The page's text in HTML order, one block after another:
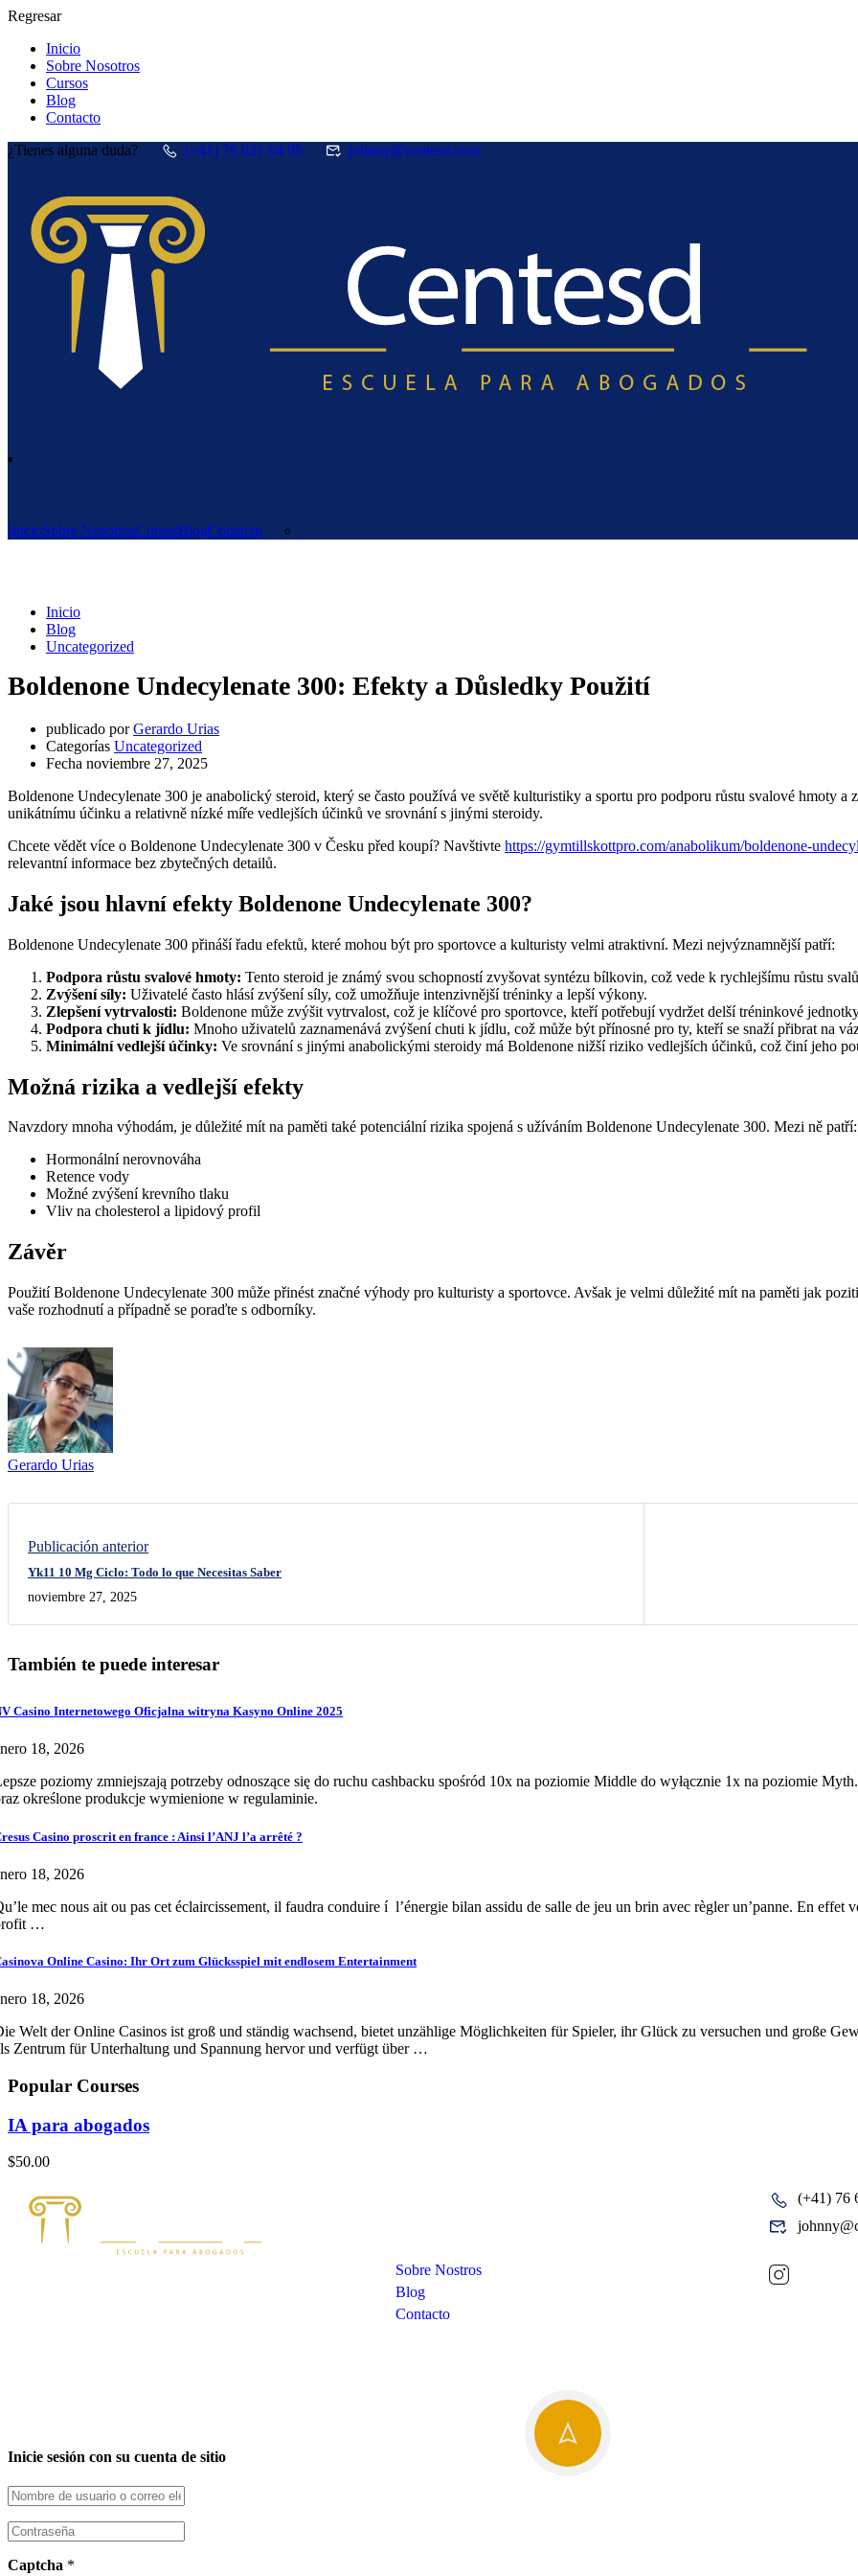
Regresar
Inicio
Sobre Nosotros
Cursos
Blog
Contacto
¿Tienes alguna duda?
(+41) 76 621 64 95 johnny@centesd.com
InicioSobre NosotrosCursosBlogContacto
Inicio
Blog
Uncategorized
Boldenone Undecylenate 300: Efekty a Důsledky Použití
publicado por Gerardo Urias
Categorías Uncategorized
Fecha noviembre 27, 2025
Boldenone Undecylenate 300 je anabolický steroid, který se často používá ve světě kulturistiky a sportu pro podporu růstu svalové hmoty
unikátnímu účinku a relativně nízké míře vedlejších účinků ve srovnání s jinými steroidy.
Chcete vědět více o Boldenone Undecylenate 300 v Česku před koupí? Navštivte https://gymtillskottpro.com/anabolikum/boldenone-
relevantní informace bez zbytečných detailů.
Jaké jsou hlavní efekty Boldenone Undecylenate 300?
Boldenone Undecylenate 300 přináší řadu efektů, které mohou být pro sportovce a kulturisty velmi atraktivní. Mezi nejvýznamnější patří:
Podpora růstu svalové hmoty: Tento steroid je známý svou schopností zvyšovat syntézu bílkovin, což vede k rychlejšímu růstu
Zvýšení síly: Uživatelé často hlásí zvýšení síly, což umožňuje intenzivnější tréninky a lepší výkony.
Zlepšení vytrvalosti: Boldenone může zvýšit vytrvalost, což je klíčové pro sportovce, kteří potřebují vydržet delší tréninkové
Podpora chuti k jídlu: Mnoho uživatelů zaznamenává zvýšení chuti k jídlu, což může být přínosné pro ty, kteří se snaží přibrat na
Minimální vedlejší účinky: Ve srovnání s jinými anabolickými steroidy má Boldenone nižší riziko vedlejších účinků, což činí jeho
Možná rizika a vedlejší efekty
Navzdory mnoha výhodám, je důležité mít na paměti také potenciální rizika spojená s užíváním Boldenone Undecylenate 300. Mezi ně patří:
Hormonální nerovnováha
Retence vody
Možné zvýšení krevního tlaku
Vliv na cholesterol a lipidový profil
Závěr
Použití Boldenone Undecylenate 300 může přinést značné výhody pro kulturisty a sportovce. Avšak je velmi důležité mít na paměti jak
vaše rozhodnutí a případně se poraďte s odborníky.
Gerardo Urias
Publicación anterior
Yk11 10 Mg Ciclo: Todo lo que Necesitas Saber
noviembre 27, 2025
También te puede interesar
Casino Internetowego Oficjalna witryna Kasyno Online 2025
18, 2026
poziomy zmniejszają potrzeby odnoszące się do ruchu cashbacku spośród 10x na poziomie Middle do wyłącznie 1x na poziomie
określone produkcje wymienione w regulaminie.
Casino proscrit en france : Ainsi l’ANJ l’a arrêté ?
18, 2026
mec nous ait ou pas cet éclaircissement, il faudra conduire í l’énergie bilan assidu de salle de jeu un brin avec règler un’panne. En effet
…
Online Casino: Ihr Ort zum Glücksspiel mit endlosem Entertainment
18, 2026
Welt der Online Casinos ist groß und ständig wachsend, bietet unzählige Möglichkeiten für Spieler, ihr Glück zu versuchen und große
Zentrum für Unterhaltung und Spannung hervor und verfügt über …
Popular Courses
IA para abogados
$50.00
Sobre Nostros
Blog
Contacto
(+41) 76
Inicie sesión con su cuenta de sitio
Captcha *